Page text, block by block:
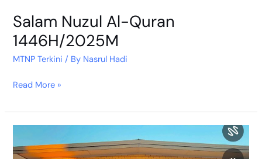
Salam Nuzul Al-Quran
1446H/2025M
MTNP Terkini / By Nasrul Hadi
Read More »
Satu